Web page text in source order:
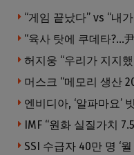
“육사 탓에 쿠데타?…
허지웅 “우리가 지지
IMF “원화 실질가치